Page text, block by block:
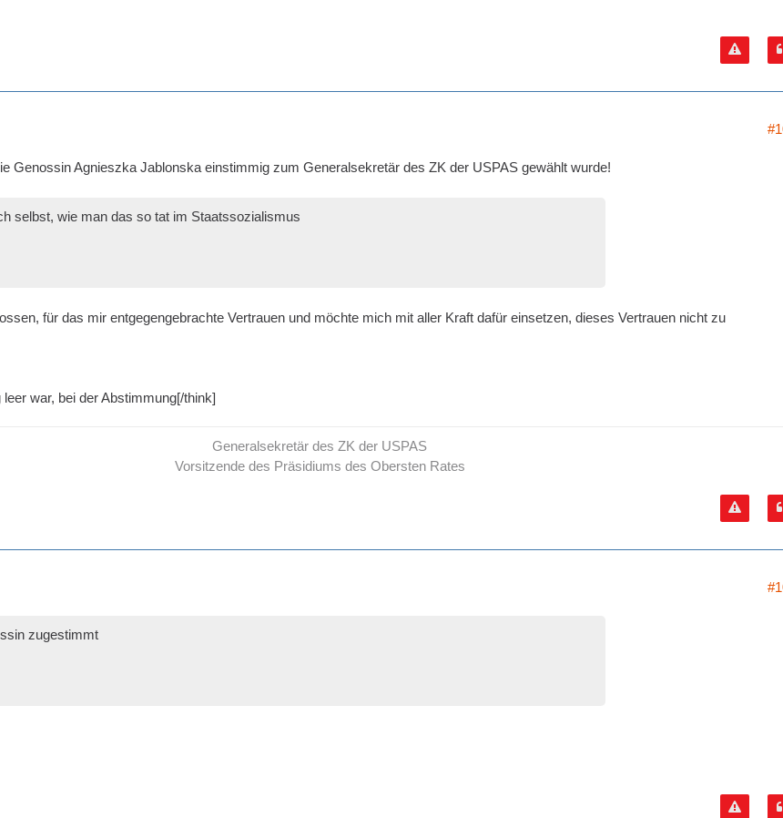
Genossin Agnieszka Jablonska einstimmig zum Generalsekretär des ZK der USPAS gewählt wurde!
selbst, wie man das so tat im Staatssozialismus
für das mir entgegengebrachte Vertrauen und möchte mich mit aller Kraft dafür einsetzen, dieses Vertrauen nicht zu
war, bei der Abstimmung[/think]
Generalsekretär des ZK der USPAS
Vorsitzende des Präsidiums des Obersten Rates
zugestimmt